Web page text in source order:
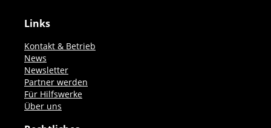
Links
Kontakt & Betrieb
News
Newsletter
Partner werden
Für Hilfswerke
Über uns